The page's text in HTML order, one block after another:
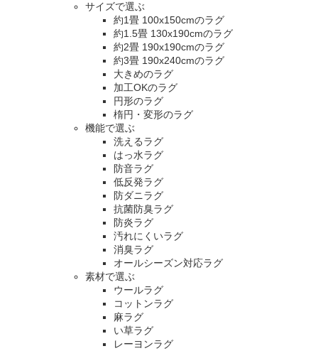
サイズで選ぶ
約1畳 100x150cmのラグ
約1.5畳 130x190cmのラグ
約2畳 190x190cmのラグ
約3畳 190x240cmのラグ
大きめのラグ
加工OKのラグ
円形のラグ
楕円・変形のラグ
機能で選ぶ
洗えるラグ
はっ水ラグ
防音ラグ
低反発ラグ
防ダニラグ
抗菌防臭ラグ
防炎ラグ
汚れにくいラグ
消臭ラグ
オールシーズン対応ラグ
素材で選ぶ
ウールラグ
コットンラグ
麻ラグ
い草ラグ
レーヨンラグ